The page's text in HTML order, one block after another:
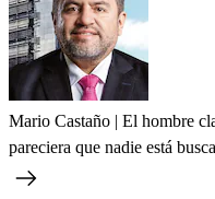
Mario Castaño | El hombre
pareciera que nadie está